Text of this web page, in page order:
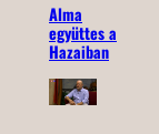
Alma
együttes a
Hazaiban